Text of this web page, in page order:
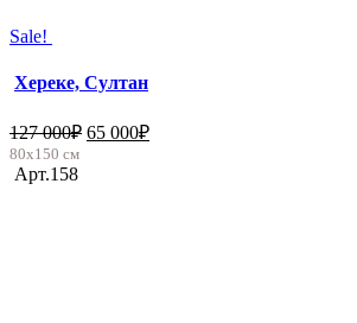
Sale!
Хереке, Султан
127 000₽ 65 000₽
80х150 см
Арт.158